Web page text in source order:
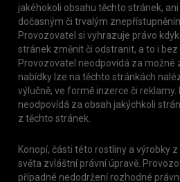
jakéhokoli obsahu těchto stránek,
dočasným či trvalým
Provozovatel si vyhrazuje právo
stránek změnit či odstranit, a to i
Provozovatel neodpovídá za možné
nabídky lze na těchto stránkách
výlučně, ve formě inzerce či
neodpovídá za obsah jakýchkoli
z těchto stránek.
Konopí, části této rostliny a výrobky
světa zvláštní právní úpravě.
případné nedodržení rozhodné